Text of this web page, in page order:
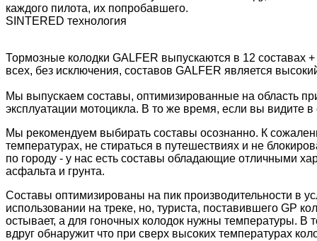
каждого пилота, их попробавшего.
SINTERED технология
Тормозные колодки GALFER выпускаются в 12 составах
всех, без исключения, составов GALFER является
Мы выпускаем составы, оптимизированные на область
эксплуатации мотоцикла. В то же время, если вы видите
Мы рекомендуем выбирать составы осознанно. К
температурах, не стираться в путешествиях и не
по городу - у нас есть составы обладающие отличными
асфальта и грунта.
Составы оптимизированы на пик производительности в
использовании на треке, но, туриста, поставившего GP
остывает, а для гоночных колодок нужны температуры. В
вдруг обнаружит что при сверх высоких температурах